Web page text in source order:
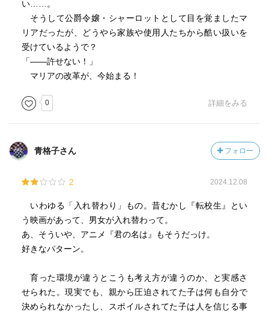
い……。
そうして公爵令嬢・シャーロットとして目を覚ましたマ
リアだったが、どうやら家族や使用人たちから酷い扱いを
受けているようで？
「――許せない！」
マリアの改革が、今始まる！
0 詳細をみる
青格子さん フォロー
2 2024.12.08
いわゆる「入れ替わり」もの。昔むかし『転校生』とい
う映画があって、男女が入れ替わって。
あ、そういや、アニメ『君の名は』もそうだっけ。
好きなパターン。
育った環境が違うとこうも考え方が違うのか、と実感さ
せられた。現実でも、親から圧迫されてた子は何も自分で
決められなかったし、スポイルされてた子は人を信じる事